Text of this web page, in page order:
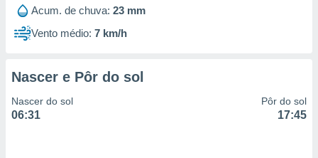
Acum. de chuva: 23 mm
Vento médio: 7 km/h
Nascer e Pôr do sol
Nascer do sol
06:31
Pôr do sol
17:45